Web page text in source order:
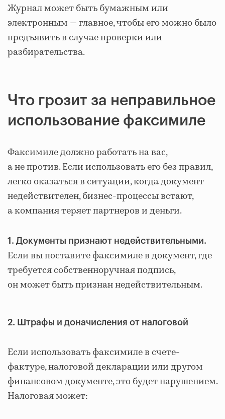
Журнал может быть бумажным или
электронным — главное, чтобы его можно было
предъявить в случае проверки или
разбирательства.
Что грозит за неправильное
использование факсимиле
Факсимиле должно работать на вас,
а не против. Если использовать его без правил,
легко оказаться в ситуации, когда документ
недействителен, бизнес-процессы встают,
а компания теряет партнеров и деньги.
1. Документы признают недействительными.
Если вы поставите факсимиле в документ, где
требуется собственноручная подпись,
он может быть признан недействительным.
2. Штрафы и доначисления от налоговой
Если использовать факсимиле в счете-
фактуре, налоговой декларации или другом
финансовом документе, это будет нарушением.
Налоговая может: